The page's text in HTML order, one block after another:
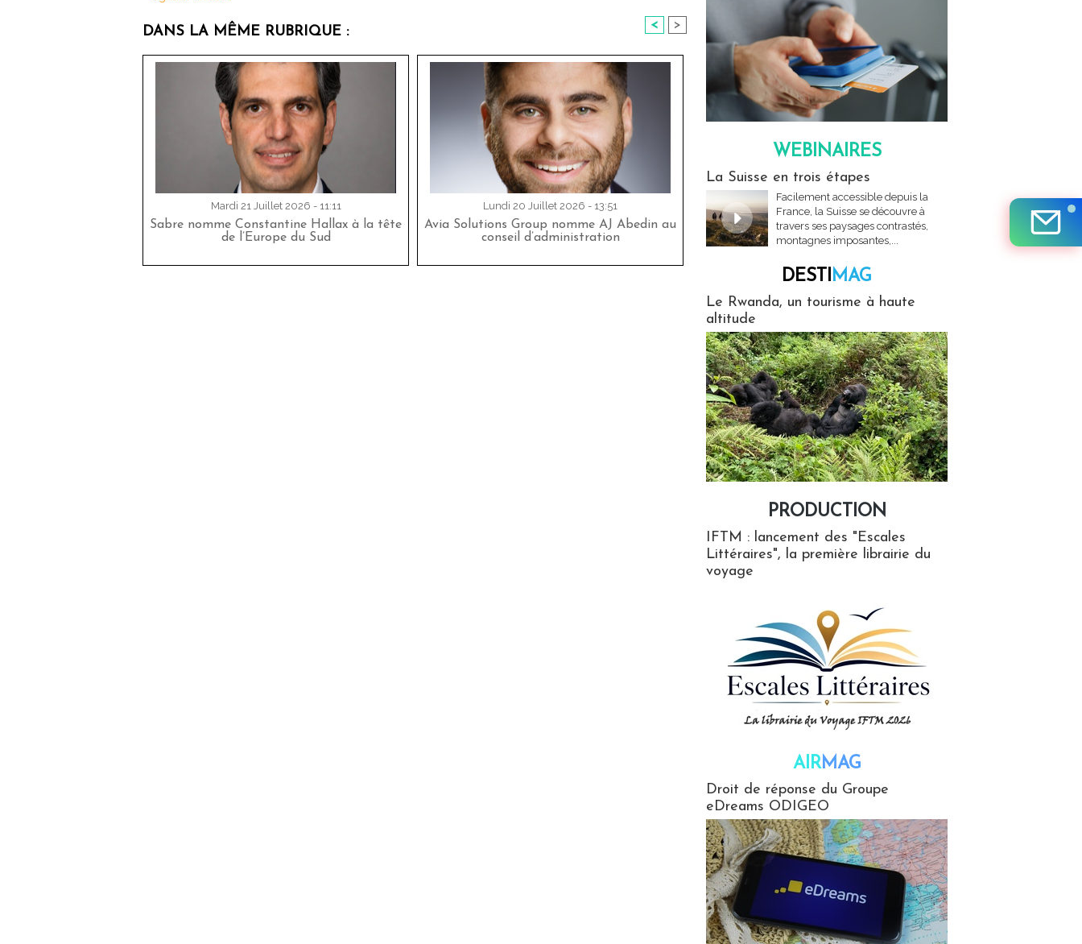
DANS LA MÊME RUBRIQUE : < >
Mardi 21 Juillet 2026 - 11:11
Sabre nomme Constantine Hallax à la tête
de l’Europe du Sud
Lundi 20 Juillet 2026 - 13:51
Avia Solutions Group nomme AJ Abedin au
conseil d’administration
WEBINAIRES
La Suisse en trois étapes
Facilement accessible depuis la
France, la Suisse se découvre à
travers ses paysages contrastés,
montagnes imposantes,...
DESTIMAG
Le Rwanda, un tourisme à haute
altitude
PRODUCTION
IFTM : lancement des "Escales
Littéraires", la première librairie du
voyage
AIRMAG
Droit de réponse du Groupe
eDreams ODIGEO